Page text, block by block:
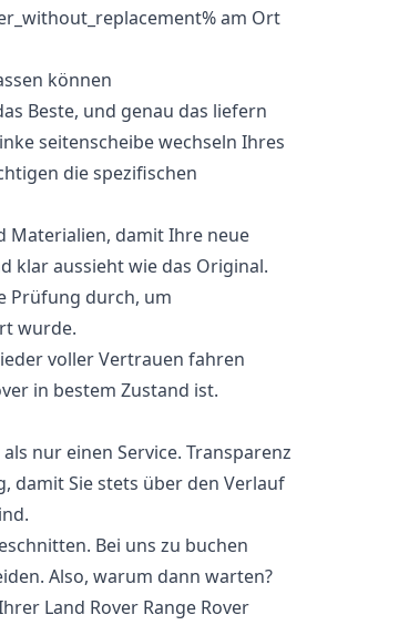
können
Beste, und genau das liefern
seitenscheibe wechseln Ihres
die spezifischen
Materialien, damit Ihre neue
klar aussieht wie das Original.
Prüfung durch, um
wurde.
voller Vertrauen fahren
in bestem Zustand ist.
nur einen Service. Transparenz
damit Sie stets über den Verlauf
Bei uns zu buchen
Also, warum dann warten?
Land Rover Range Rover